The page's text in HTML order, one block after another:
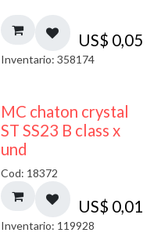
US$ 0,05
Inventario: 358174
MC chaton crystal
ST SS23 B class x
und
Cod: 18372
US$ 0,01
Inventario: 119928